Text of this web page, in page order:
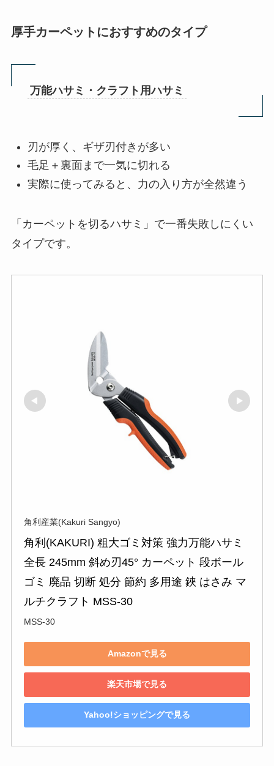
厚手カーペットにおすすめのタイプ
万能ハサミ・クラフト用ハサミ
刃が厚く、ギザ刃付きが多い
毛足＋裏面まで一気に切れる
実際に使ってみると、力の入り方が全然違う
「カーペットを切るハサミ」で一番失敗しにくい
タイプです。
角利産業(Kakuri Sangyo)
角利(KAKURI) 粗大ゴミ対策 強力万能ハサミ
全長 245mm 斜め刃45° カーペット 段ボール
ゴミ 廃品 切断 処分 節約 多用途 鋏 はさみ マ
ルチクラフト MSS-30
MSS-30
Amazonで見る
楽天市場で見る
Yahoo!ショッピングで見る